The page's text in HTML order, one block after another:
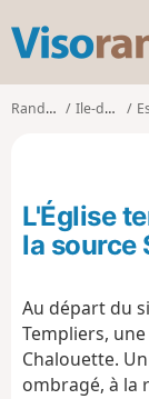
Randonnées Ile-de-France
L'Église
la source
Au départ du
Templiers,
Chalouette.
ombragé, à la